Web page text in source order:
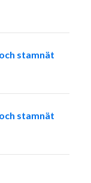
stamnät
stamnät